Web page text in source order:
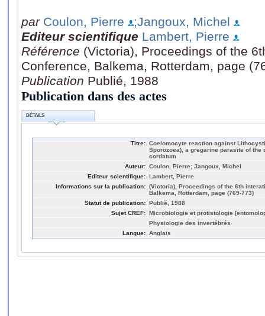
par Coulon, Pierre
;Jangoux, Michel
Editeur scientifique Lambert, Pierre
Référence (Victoria), Proceedings of the
Conference, Balkema, Rotterdam, page
Publication Publié, 1988
Publication dans des actes
DÉTAILS
Titre: Coelomocyte reaction against
Sporozoea), a gregarine parasite of
cordatum
Auteur: Coulon, Pierre; Jangoux, Michel
Editeur scientifique: Lambert, Pierre
Informations sur la publication: (Victoria), Proceedings of the 6th
Balkema, Rotterdam, page (769-773)
Statut de publication: Publié, 1988
Sujet CREF: Microbiologie et protistologie
Physiologie des invertébrés
Langue: Anglais